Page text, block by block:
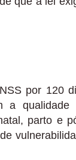
por 120
a qualidade
parto e